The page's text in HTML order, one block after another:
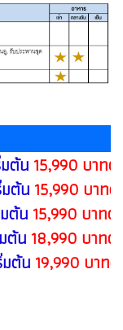
ต้น15,990 บาท
ต้น15,990 บาท
น15,990 บาทต่
น18,990 บาทต่
ต้น19,990 บาท